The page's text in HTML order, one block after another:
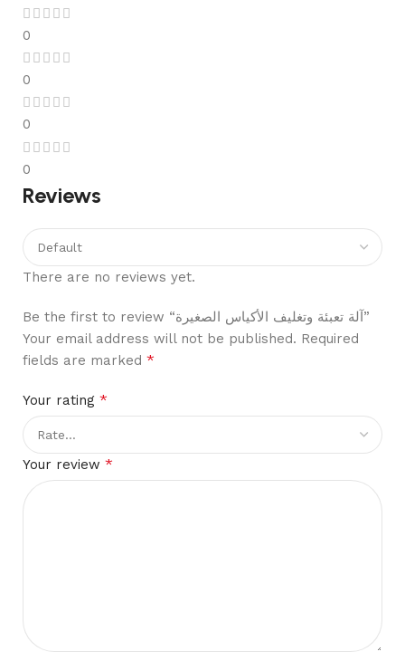
0
0
0
0
Reviews
There are no reviews yet.
Be the first to review “آلة تعبئة وتغليف الأكياس الصغيرة”
Your email address will not be published. Required
fields are marked *
Your rating *
Your review *